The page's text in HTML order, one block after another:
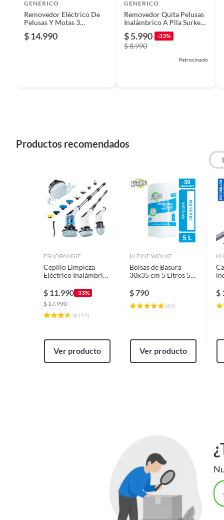
Incluye
1
6 meses
GENERICO
Removedor Eléctrico De
Pelusas Y Motas 3
$ 14.990
GENERICO
Removedor Quita Pelusas
Inalámbrico A Pila Surker
$ 5.990 -33%
$ 8.990
Patrocinado
Productos recomendados
ESHOPANGIE
Cepillo Limpieza
Eléctrico Inalámbrico
$ 11.990 -33%
$17.990
( 14)
Ver producto
KLEINE WOLKE
Bolsas de Basura
30x35 cm 5 Litros 50
$790
(69)
Ver producto
$